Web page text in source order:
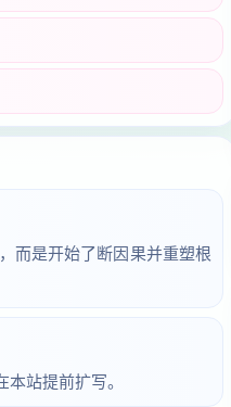
而是开始了断因果并重塑根
站提前扩写。